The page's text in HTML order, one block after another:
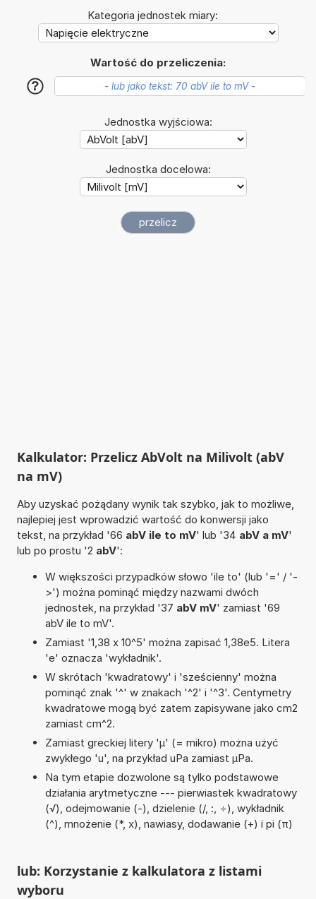
Kategoria jednostek miary:
Wartość do przeliczenia:
?
Jednostka wyjściowa:
Jednostka docelowa:
Kalkulator: Przelicz AbVolt na Milivolt (abV
na mV)
Aby uzyskać pożądany wynik tak szybko, jak to możliwe,
najlepiej jest wprowadzić wartość do konwersji jako
tekst, na przykład '66 abV ile to mV' lub '34 abV a mV'
lub po prostu '2 abV':
W większości przypadków słowo 'ile to' (lub '=' / '-
>') można pominąć między nazwami dwóch
jednostek, na przykład '37 abV mV' zamiast '69
abV ile to mV'.
Zamiast '1,38 x 10^5' można zapisać 1,38e5. Litera
'e' oznacza 'wykładnik'.
W skrótach 'kwadratowy' i 'sześcienny' można
pominąć znak '^' w znakach '^2' i '^3'. Centymetry
kwadratowe mogą być zatem zapisywane jako cm2
zamiast cm^2.
Zamiast greckiej litery 'µ' (= mikro) można użyć
zwykłego 'u', na przykład uPa zamiast µPa.
Na tym etapie dozwolone są tylko podstawowe
działania arytmetyczne --- pierwiastek kwadratowy
(√), odejmowanie (-), dzielenie (/, :, ÷), wykładnik
(^), mnożenie (*, x), nawiasy, dodawanie (+) i pi (π)
lub: Korzystanie z kalkulatora z listami
wyboru